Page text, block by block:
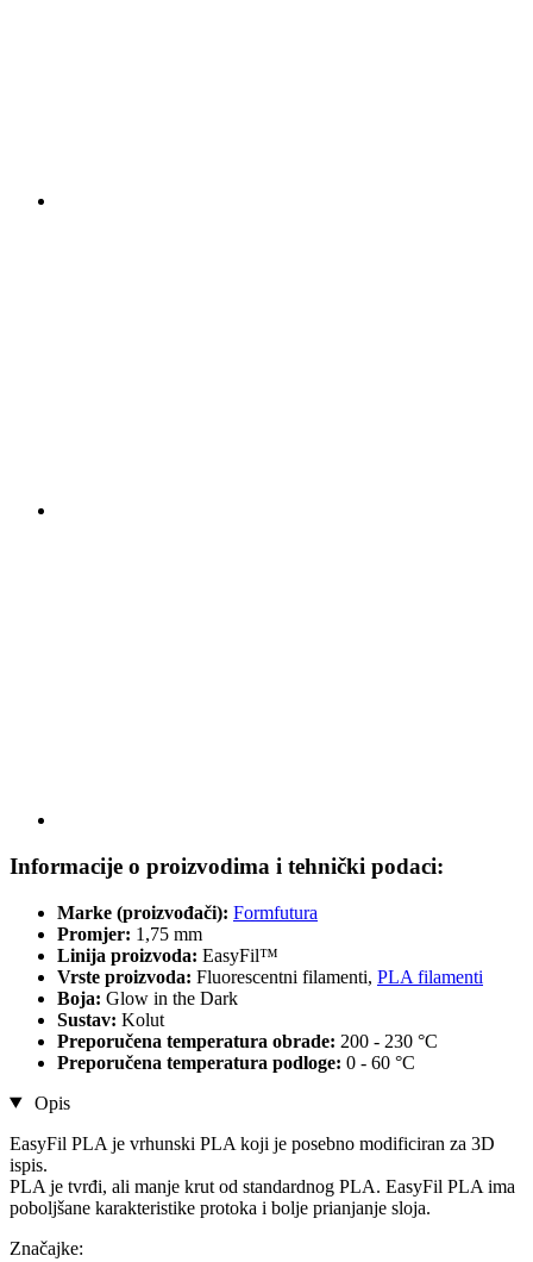
Informacije o proizvodima i tehnički podaci:
Marke (proizvođači): Formfutura
Promjer: 1,75 mm
Linija proizvoda: EasyFil™
Vrste proizvoda: Fluorescentni filamenti, PLA filamenti
Boja: Glow in the Dark
Sustav: Kolut
Preporučena temperatura obrade: 200 - 230 °C
Preporučena temperatura podloge: 0 - 60 °C
Opis
EasyFil PLA je vrhunski PLA koji je posebno modificiran za 3D
ispis.
PLA je tvrđi, ali manje krut od standardnog PLA. EasyFil PLA ima
poboljšane karakteristike protoka i bolje prianjanje sloja.
Značajke: